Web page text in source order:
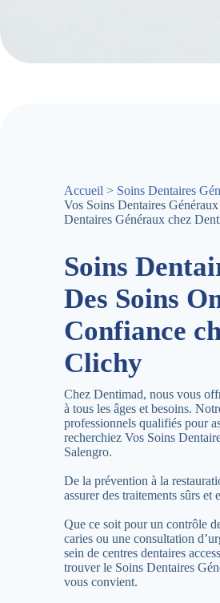
Accueil > Soins Dentaires
Vos Soins Dentaires
Dentaires Généraux chez
Soins
Des Soins
Confiance
Clichy
Chez Dentimad, nous vous
à tous les âges et besoins.
professionnels qualifiés pour
recherchiez Vos Soins
Salengro.
De la prévention à la
assurer des traitements sûrs et
Que ce soit pour un contrôle
caries ou une consultation
sein de centres dentaires
trouver le Soins Dentaires
vous convient.